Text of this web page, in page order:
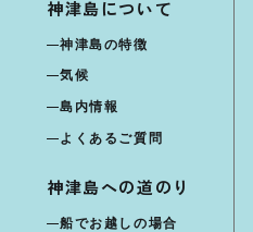
神津島について
神津島の特徴
気候
島内情報
よくあるご質問
神津島への道のり
船でお越しの場合